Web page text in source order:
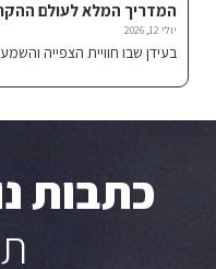
המדריך המלא לעולם
הבידור האולטימטיבית
יולי 12, 2026
בעידן שבו חוויית הצפייה
כתבות